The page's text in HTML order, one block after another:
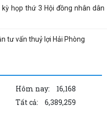
họp thứ 3 Hội đồng nhân dân
tư vấn thuỷ lợi Hải Phòng
nội bộ được sửa đổi, bổ sung
thuộc dự án Hoàng Huy Sở Dầu
Hôm nay:
16,168
Tất cả: 6,389,259